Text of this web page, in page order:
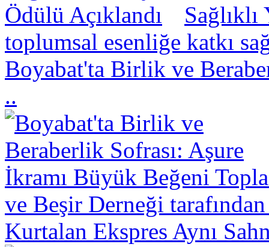
toplumsal esenliğe katkı
Boyabat'ta Birlik ve
..
ve Beşir Derneği
Kurtalan Ekspres Aynı